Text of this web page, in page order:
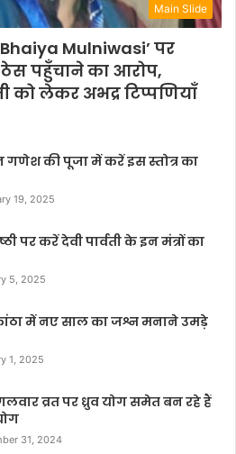
Main Slide
Mulniwasi’ पर
पहुँचाने का आरोप,
लेकर अभद्र टिप्पणियाँ
गणेश की पूजा में करें इस स्तोत्र का
19, 2025
पर करें देवी पार्वती के इन मंत्रों का
5, 2025
में नए साल का जश्न मनाने उमड़े
1, 2025
व्रत पर ध्रुव योग समेत बन रहे हैं
31, 2024